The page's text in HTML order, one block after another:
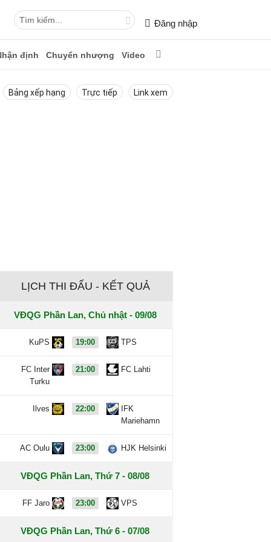
Đăng nhập
định Chuyển nhượng Video
Bảng xếp hạng Trực tiếp Link xem
LỊCH THI ĐẤU - KẾT QUẢ
VĐQG Phần Lan, Chủ nhật - 09/08
KuPS 19:00 TPS
FC Inter
Turku
21:00 FC Lahti
Ilves 22:00
IFK
Mariehamn
AC Oulu 23:00 HJK Helsinki
VĐQG Phần Lan, Thứ 7 - 08/08
FF Jaro 23:00 VPS
VĐQG Phần Lan, Thứ 6 - 07/08